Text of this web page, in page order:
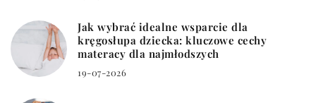
Jak wybrać idealne wsparcie dla
kręgosłupa dziecka: kluczowe cechy
materacy dla najmłodszych
19-07-2026